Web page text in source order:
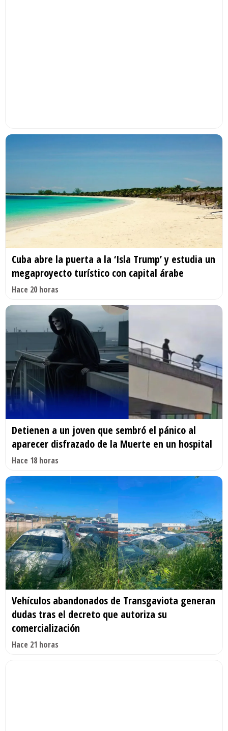
Cuba abre la puerta a la ‘Isla Trump’ y estudia un
megaproyecto turístico con capital árabe
Hace 20 horas
Detienen a un joven que sembró el pánico al
aparecer disfrazado de la Muerte en un hospital
Hace 18 horas
Vehículos abandonados de Transgaviota generan
dudas tras el decreto que autoriza su
comercialización
Hace 21 horas